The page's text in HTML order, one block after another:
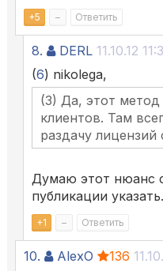
+5 – Ответить
8. DERL 11.10.12
(6) nikolega,
(3) Да, этот
клиентов. Там
раздачу лицензий
Думаю этот нюанс
публикации
+1 – Ответить
10. AlexO 136